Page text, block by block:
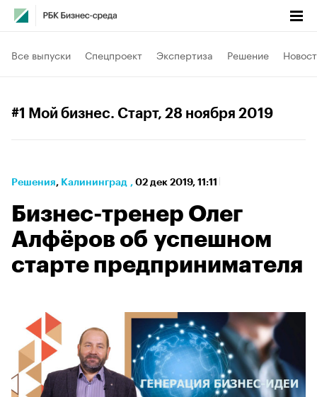
Все выпуски Спецпроект Экспертиза Решение
#1 Мой бизнес. Старт, 28 ноября 2019
Решения⁠, Калининград , 02 дек 2019, 11:11
Бизнес-тренер Олег
Алфёров об успешном
старте предпринимателя